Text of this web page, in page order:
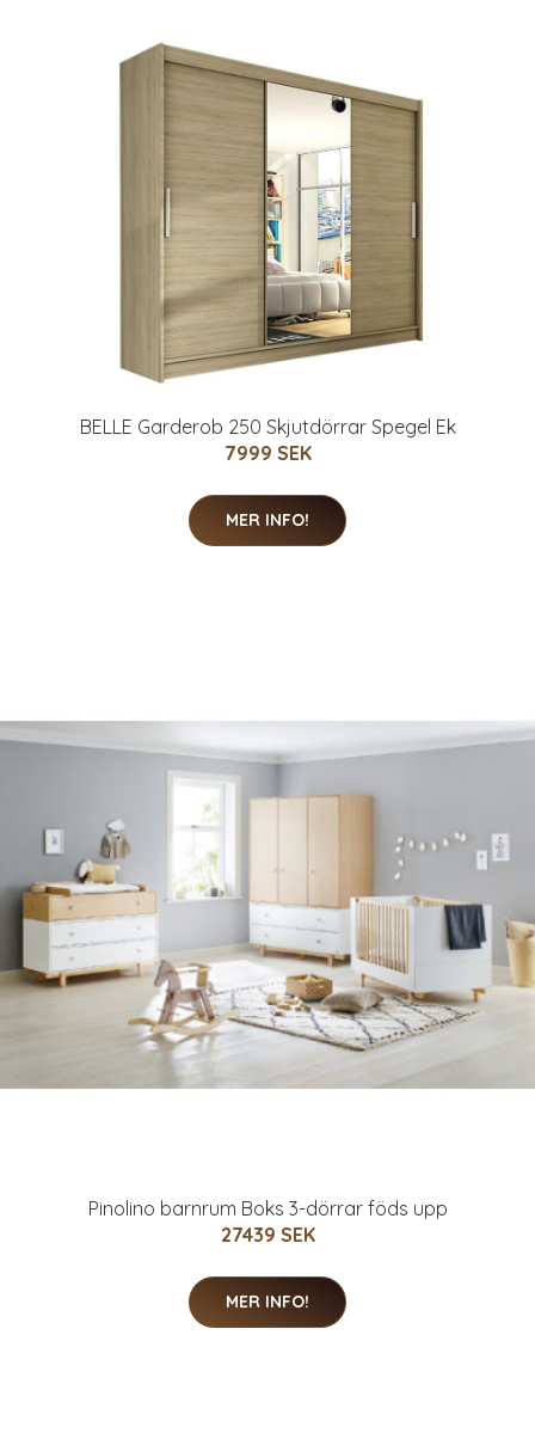
BELLE Garderob 250 Skjutdörrar Spegel Ek
7999 SEK
MER INFO!
Pinolino barnrum Boks 3-dörrar föds upp
27439 SEK
MER INFO!